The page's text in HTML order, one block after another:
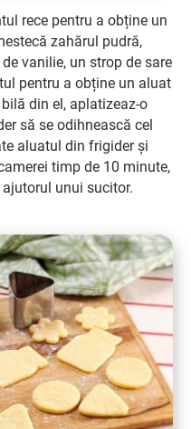
rece pentru a obține un
zahărul pudră,
vanilie, un strop de sare
pentru a obține un aluat
din el, aplatizeaz-o
să se odihnească cel
aluatul din frigider și
timp de 10 minute,
unui sucitor.